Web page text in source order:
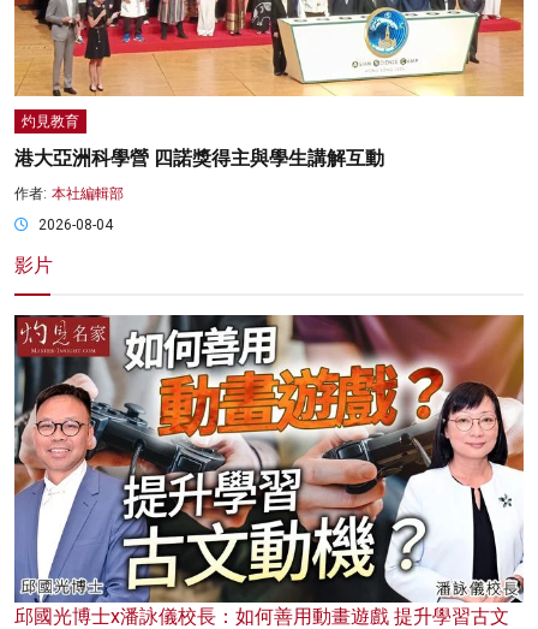
灼見教育
港大亞洲科學營 四諾獎得主與學生講解互動
作者: 本社編輯部
2026-08-04
影片
邱國光博士x潘詠儀校長：如何善用動畫遊戲 提升學習古文